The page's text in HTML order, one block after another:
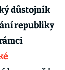
důstojník
republiky